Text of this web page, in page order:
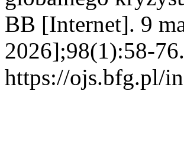
BB [Internet]. 9
2026];98(1):58-
https://ojs.bfg.pl/